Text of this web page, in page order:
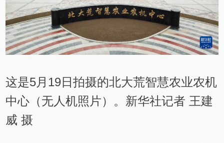
这是5月19日拍摄的北大荒智慧农业农机
中心（无人机照片）。新华社记者 王建
威 摄